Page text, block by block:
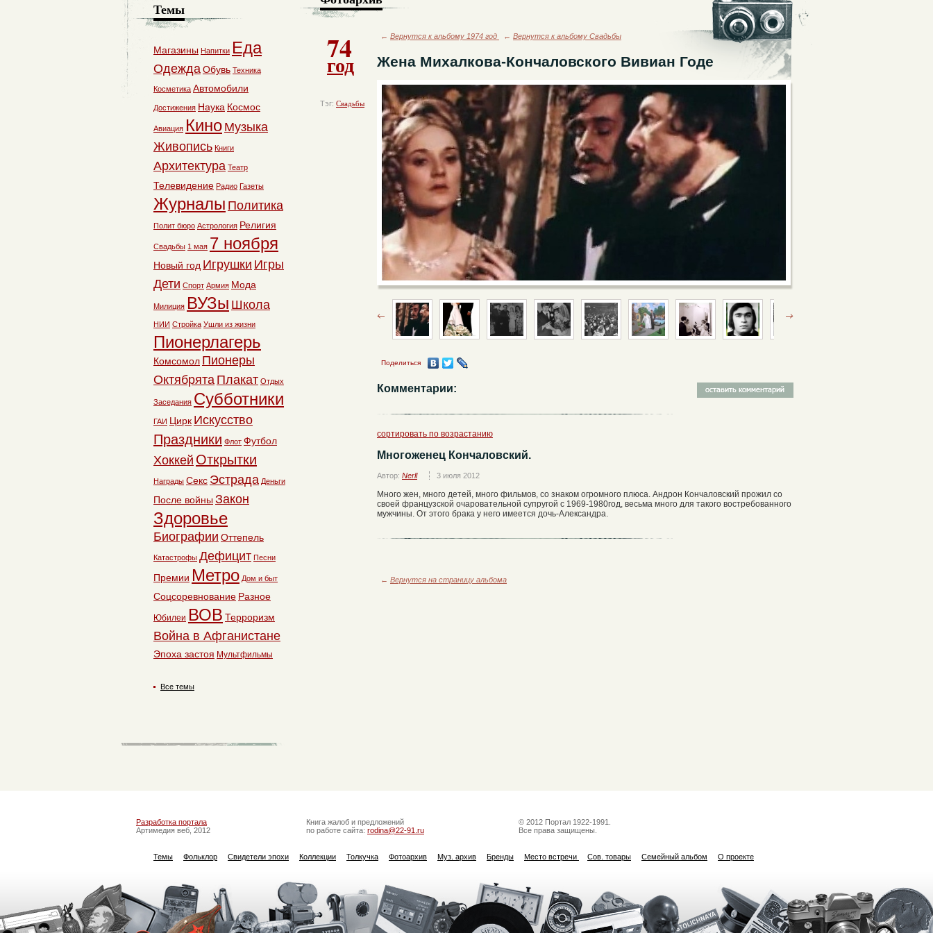
74
год
Тэг: Свадьбы
← Вернутся к альбому 1974 год ← Вернутся к альбому Свадьбы
Жена Михалкова-Кончаловского Вивиан Годе
Поделиться
Комментарии:
сортировать по возрастанию
Многоженец Кончаловский.
Автор: Nerll 3 июля 2012
Много жен, много детей, много фильмов, со знаком огромного плюса. Андрон Кончаловский прожил со
своей французской очаровательной супругой с 1969-1980год, весьма много для такого востребованного
мужчины. От этого брака у него имеется дочь-Александра.
← Вернутся на страницу альбома
Темы
Магазины Напитки Еда
ОдеждаОбувь Техника
Косметика Автомобили
Достижения Наука Космос
Авиация Кино Музыка
Живопись Книги
Архитектура Театр
Телевидение Радио Газеты
Журналы Политика
Полит бюро Астрология Религия
Свадьбы 1 мая 7 ноября
Новый год Игрушки Игры
Дети Спорт Армия Мода
Милиция ВУЗы Школа
НИИ Стройка Ушли из жизни
Пионерлагерь
Комсомол Пионеры
Октябрята Плакат Отдых
Заседания Субботники
ГАИ Цирк Искусство
Праздники Флот Футбол
Хоккей Открытки
Награды Секс Эстрада Деньги
После войны Закон
Здоровье
Биографии Оттепель
Катастрофы Дефицит Песни
Премии Метро Дом и быт
Соцсоревнование Разное
Юбилеи ВОВ Терроризм
Война в Афганистане
Эпоха застоя Мультфильмы
Все темы
Разработка портала
Артимедия веб, 2012
Книга жалоб и предложений
по работе сайта: rodina@22-91.ru
© 2012 Портал 1922-1991.
Все права защищены.
Темы Фольклор Свидетели эпохи Коллекции Толкучка Фотоархив Муз. архив Бренды Место встречи Сов. товары Семейный альбом О проекте